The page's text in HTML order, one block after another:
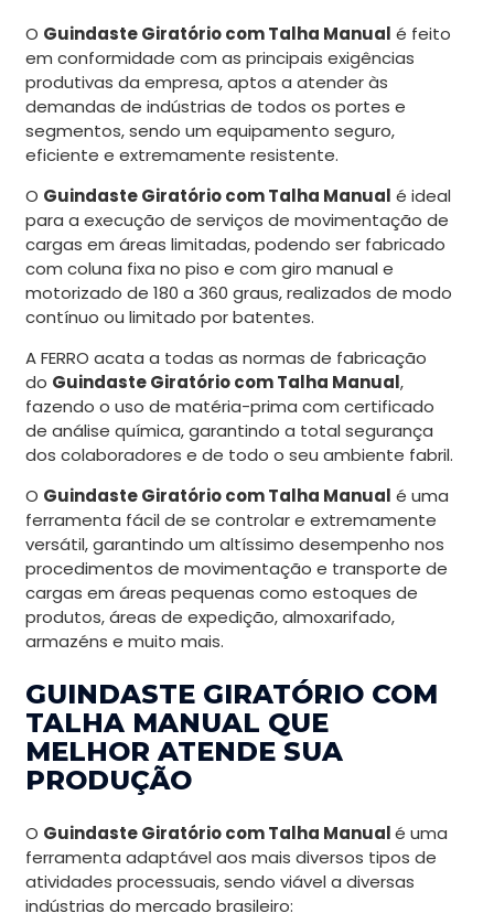
O Guindaste Giratório com Talha Manual é feito
em conformidade com as principais exigências
produtivas da empresa, aptos a atender às
demandas de indústrias de todos os portes e
segmentos, sendo um equipamento seguro,
eficiente e extremamente resistente.
O Guindaste Giratório com Talha Manual é ideal
para a execução de serviços de movimentação de
cargas em áreas limitadas, podendo ser fabricado
com coluna fixa no piso e com giro manual e
motorizado de 180 a 360 graus, realizados de modo
contínuo ou limitado por batentes.
A FERRO acata a todas as normas de fabricação
do Guindaste Giratório com Talha Manual,
fazendo o uso de matéria-prima com certificado
de análise química, garantindo a total segurança
dos colaboradores e de todo o seu ambiente fabril.
O Guindaste Giratório com Talha Manual é uma
ferramenta fácil de se controlar e extremamente
versátil, garantindo um altíssimo desempenho nos
procedimentos de movimentação e transporte de
cargas em áreas pequenas como estoques de
produtos, áreas de expedição, almoxarifado,
armazéns e muito mais.
GUINDASTE GIRATÓRIO COM
TALHA MANUAL QUE
MELHOR ATENDE SUA
PRODUÇÃO
O Guindaste Giratório com Talha Manualé uma
ferramenta adaptável aos mais diversos tipos de
atividades processuais, sendo viável a diversas
indústrias do mercado brasileiro: